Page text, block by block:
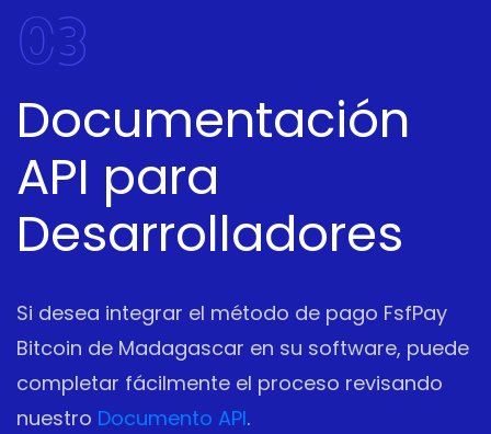
03
Documentación
API para
Desarrolladores
Si desea integrar el método de pago FsfPay
Bitcoin de Madagascar en su software, puede
completar fácilmente el proceso revisando
nuestro Documento API.